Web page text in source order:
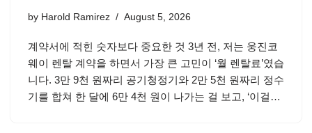
by Harold Ramirez August 5, 2026
계약서에 적힌 숫자보다 중요한 것 3년 전, 저는 웅진코
웨이 렌탈 계약을 하면서 가장 큰 고민이 ‘월 렌탈료’였습
니다. 3만 9천 원짜리 공기청정기와 2만 5천 원짜리 정수
기를 합쳐 한 달에 6만 4천 원이 나가는 걸 보고, ‘이걸…